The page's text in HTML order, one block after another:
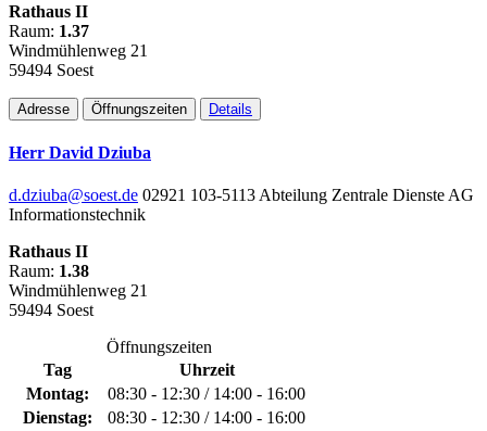
Rathaus II
Raum: 1.37
Windmühlenweg 21
59494 Soest
Adresse Öffnungszeiten Details
Herr David Dziuba
d.dziuba@soest.de 02921 103-5113 Abteilung Zentrale Dienste AG
Informationstechnik
Rathaus II
Raum: 1.38
Windmühlenweg 21
59494 Soest
Öffnungszeiten
Tag
Uhrzeit
Montag:
08:30 - 12:30 / 14:00 - 16:00
Dienstag:
08:30 - 12:30 / 14:00 - 16:00